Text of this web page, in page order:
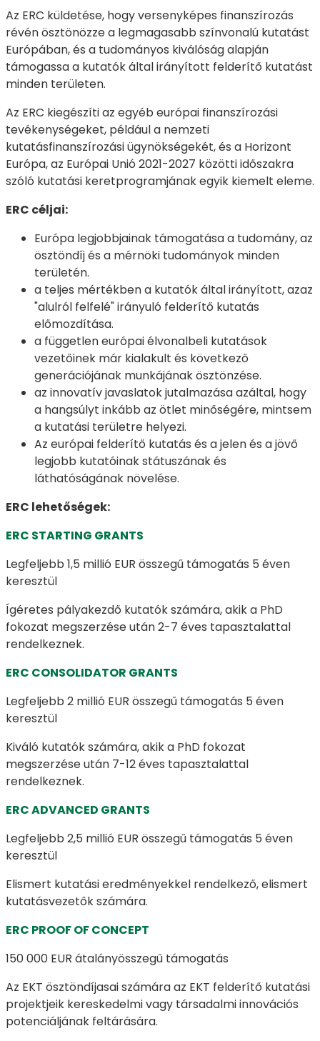
Az ERC küldetése, hogy versenyképes finanszírozás
révén ösztönözze a legmagasabb színvonalú kutatást
Európában, és a tudományos kiválóság alapján
támogassa a kutatók által irányított felderítő kutatást
minden területen.
Az ERC kiegészíti az egyéb európai finanszírozási
tevékenységeket, például a nemzeti
kutatásfinanszírozási ügynökségekét, és a Horizont
Európa, az Európai Unió 2021-2027 közötti időszakra
szóló kutatási keretprogramjának egyik kiemelt eleme.
ERC céljai:
Európa legjobbjainak támogatása a tudomány, az
ösztöndíj és a mérnöki tudományok minden
területén.
a teljes mértékben a kutatók által irányított, azaz
"alulról felfelé" irányuló felderítő kutatás
előmozdítása.
a független európai élvonalbeli kutatások
vezetőinek már kialakult és következő
generációjának munkájának ösztönzése.
az innovatív javaslatok jutalmazása azáltal, hogy
a hangsúlyt inkább az ötlet minőségére, mintsem
a kutatási területre helyezi.
Az európai felderítő kutatás és a jelen és a jövő
legjobb kutatóinak státuszának és
láthatóságának növelése.
ERC lehetőségek:
ERC STARTING GRANTS
Legfeljebb 1,5 millió EUR összegű támogatás 5 éven
keresztül
Ígéretes pályakezdő kutatók számára, akik a PhD
fokozat megszerzése után 2-7 éves tapasztalattal
rendelkeznek.
ERC CONSOLIDATOR GRANTS
Legfeljebb 2 millió EUR összegű támogatás 5 éven
keresztül
Kiváló kutatók számára, akik a PhD fokozat
megszerzése után 7-12 éves tapasztalattal
rendelkeznek.
ERC ADVANCED GRANTS
Legfeljebb 2,5 millió EUR összegű támogatás 5 éven
keresztül
Elismert kutatási eredményekkel rendelkező, elismert
kutatásvezetők számára.
ERC PROOF OF CONCEPT
150 000 EUR átalányösszegű támogatás
Az EKT ösztöndíjasai számára az EKT felderítő kutatási
projektjeik kereskedelmi vagy társadalmi innovációs
potenciáljának feltárására.